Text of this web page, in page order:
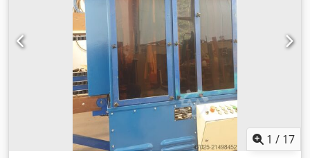
dobrym i czystym stanie Dobry stan techniczny,
przetestowana Stan jak jest Dostępna od ręki
1 / 17